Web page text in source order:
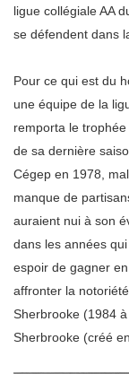
ligue collégiale AA
se défendent dans
Pour ce qui est du
une équipe de la
remporta le
de sa dernière
Cégep en 1978,
manque de
auraient nui à son
dans les années
espoir de gagner
affronter la
Sherbrooke (1984
Sherbrooke (créé